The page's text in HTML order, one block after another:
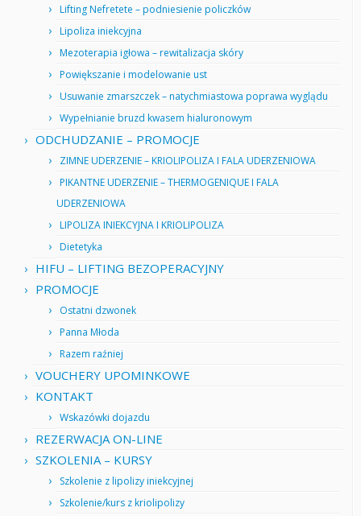
Lifting Nefretete – podniesienie policzków
Lipoliza iniekcyjna
Mezoterapia igłowa – rewitalizacja skóry
Powiększanie i modelowanie ust
Usuwanie zmarszczek – natychmiastowa poprawa wyglądu
Wypełnianie bruzd kwasem hialuronowym
ODCHUDZANIE – PROMOCJE
ZIMNE UDERZENIE – KRIOLIPOLIZA I FALA UDERZENIOWA
PIKANTNE UDERZENIE – THERMOGENIQUE I FALA
UDERZENIOWA
LIPOLIZA INIEKCYJNA I KRIOLIPOLIZA
Dietetyka
HIFU – LIFTING BEZOPERACYJNY
PROMOCJE
Ostatni dzwonek
Panna Młoda
Razem raźniej
VOUCHERY UPOMINKOWE
KONTAKT
Wskazówki dojazdu
REZERWACJA ON-LINE
SZKOLENIA – KURSY
Szkolenie z lipolizy iniekcyjnej
Szkolenie/kurs z kriolipolizy